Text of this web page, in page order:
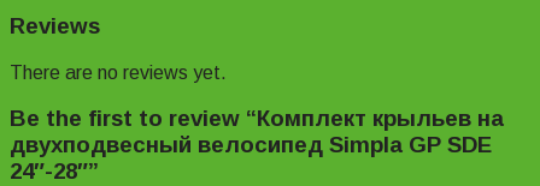
Reviews
There are no reviews yet.
Be the first to review “Комплект крыльев на
двухподвесный велосипед Simpla GP SDE
24″-28″”